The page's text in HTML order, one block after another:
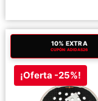
10% EXTRA
CUPÓN: ADIDAS26
¡Oferta -25%!